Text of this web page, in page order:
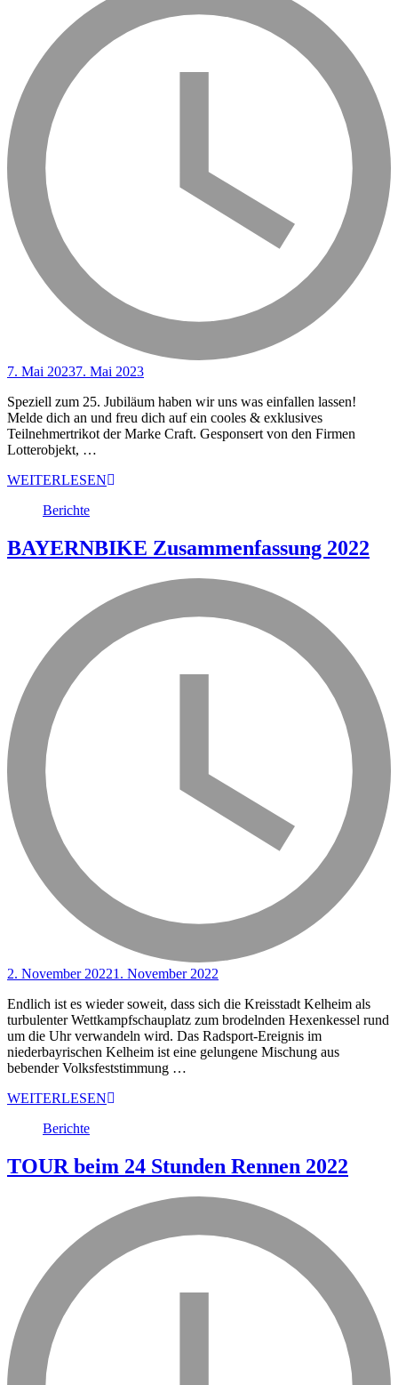
7. Mai 20237. Mai 2023
Speziell zum 25. Jubiläum haben wir uns was einfallen lassen!
Melde dich an und freu dich auf ein cooles & exklusives
Teilnehmertrikot der Marke Craft. Gesponsert von den Firmen
Lotterobjekt, …
WEITERLESEN
Berichte
BAYERNBIKE Zusammenfassung 2022
2. November 20221. November 2022
Endlich ist es wieder soweit, dass sich die Kreisstadt Kelheim als
turbulenter Wettkampfschauplatz zum brodelnden Hexenkessel rund
um die Uhr verwandeln wird. Das Radsport-Ereignis im
niederbayrischen Kelheim ist eine gelungene Mischung aus
bebender Volksfeststimmung …
WEITERLESEN
Berichte
TOUR beim 24 Stunden Rennen 2022